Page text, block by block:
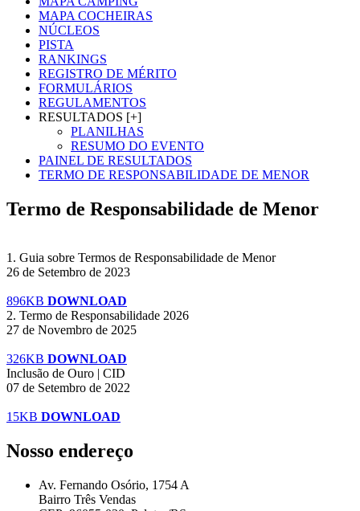
MAPA COCHEIRAS
NÚCLEOS
PISTA
RANKINGS
REGISTRO DE MÉRITO
FORMULÁRIOS
REGULAMENTOS
RESULTADOS [+]
PLANILHAS
RESUMO DO EVENTO
PAINEL DE RESULTADOS
TERMO DE RESPONSABILIDADE DE MENOR
Termo de Responsabilidade de Menor
1. Guia sobre Termos de Responsabilidade de Menor
26 de Setembro de 2023
896KB DOWNLOAD
2. Termo de Responsabilidade 2026
27 de Novembro de 2025
326KB DOWNLOAD
Inclusão de Ouro | CID
07 de Setembro de 2022
15KB DOWNLOAD
Nosso endereço
Av. Fernando Osório, 1754 A
Bairro Três Vendas